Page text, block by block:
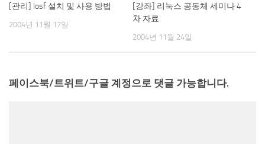
[관리] losf 설치 및 사용 방법
2004년 11월 17일
[강좌] 리눅스 공동체 세미나 4
차 자료
2004년 11월 24일
페이스북/트위트/구글 계정으로 댓글 가능합니다.